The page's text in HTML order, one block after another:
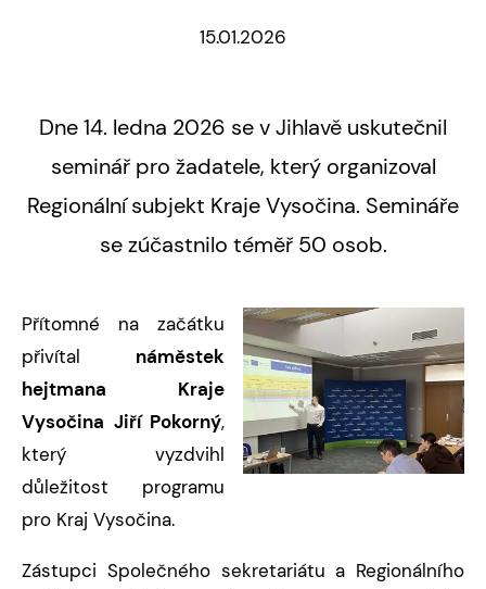
15.01.2026
Dne 14. ledna 2026 se v Jihlavě uskutečnil
seminář pro žadatele, který organizoval
Regionální subjekt Kraje Vysočina. Semináře
se zúčastnilo téměř 50 osob.
Přítomné na začátku
přivítal náměstek
hejtmana Kraje
Vysočina Jiří Pokorný,
který vyzdvihl
důležitost programu
pro Kraj Vysočina.
Zástupci Společného sekretariátu a Regionálního